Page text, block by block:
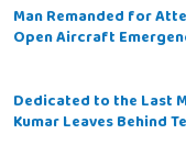
Man Remanded for
Open Aircraft
Dedicated to the Last
Kumar Leaves Behind